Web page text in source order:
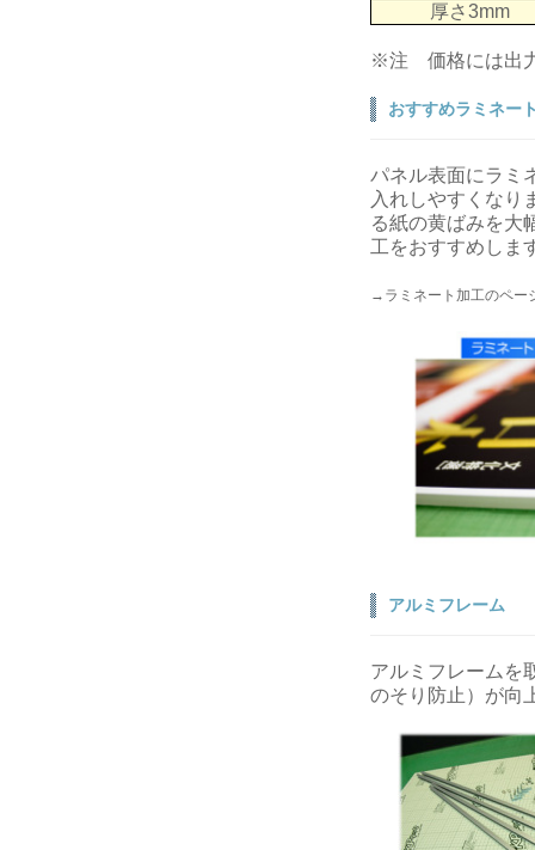
厚さ3mm
※注 価格には出
おすすめラミネー
パネル表面にラミ
入れしやすくなり
る紙の黄ばみを大
工をおすすめしま
→ラミネート加工のペー
アルミフレーム
アルミフレームを
のそり防止）が向